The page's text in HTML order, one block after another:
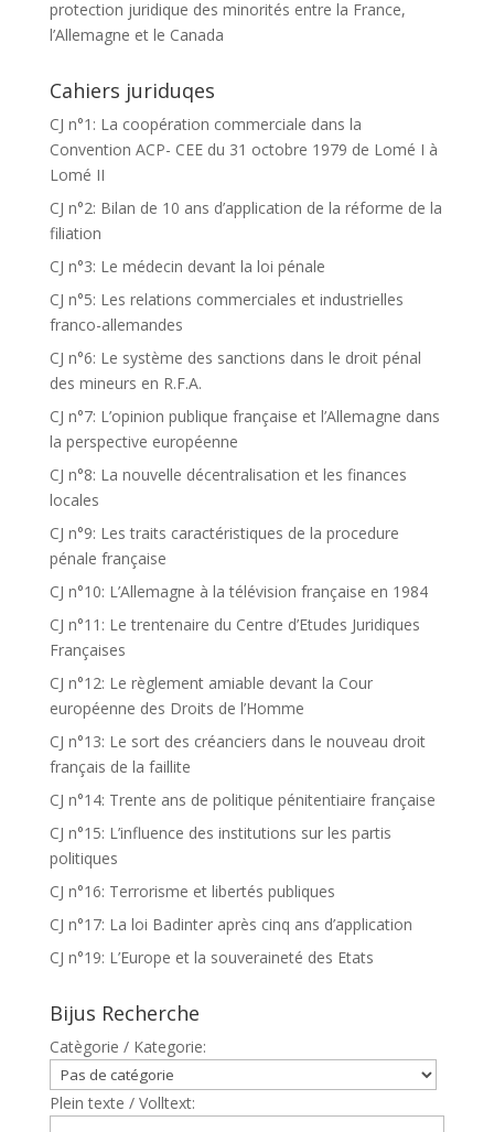
protection juridique des minorités entre la France,
l’Allemagne et le Canada
Cahiers juriduqes
CJ n°1: La coopération commerciale dans la
Convention ACP- CEE du 31 octobre 1979 de Lomé I à
Lomé II
CJ n°2: Bilan de 10 ans d’application de la réforme de la
filiation
CJ n°3: Le médecin devant la loi pénale
CJ n°5: Les relations commerciales et industrielles
franco-allemandes
CJ n°6: Le système des sanctions dans le droit pénal
des mineurs en R.F.A.
CJ n°7: L’opinion publique française et l’Allemagne dans
la perspective européenne
CJ n°8: La nouvelle décentralisation et les finances
locales
CJ n°9: Les traits caractéristiques de la procedure
pénale française
CJ n°10: L’Allemagne à la télévision française en 1984
CJ n°11: Le trentenaire du Centre d’Etudes Juridiques
Françaises
CJ n°12: Le règlement amiable devant la Cour
européenne des Droits de l’Homme
CJ n°13: Le sort des créanciers dans le nouveau droit
français de la faillite
CJ n°14: Trente ans de politique pénitentiaire française
CJ n°15: L’influence des institutions sur les partis
politiques
CJ n°16: Terrorisme et libertés publiques
CJ n°17: La loi Badinter après cinq ans d’application
CJ n°19: L’Europe et la souveraineté des Etats
Bijus Recherche
Catègorie / Kategorie:
Plein texte / Volltext: